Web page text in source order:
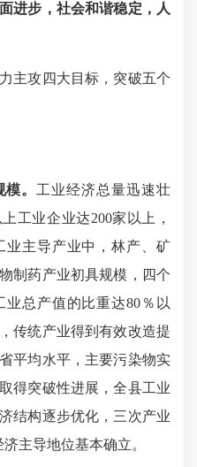
进步，社会和谐稳定，人
主攻四大目标，突破五个
。 工业经济总量迅速壮
工业企业达200家以上，
业主导产业中，林产、矿
制药产业初具规模，四个
总产值的比重达80％以
传统产业得到有效改造提
平均水平，主要污染物实
得突破性进展，全县工业
结构逐步优化， 三次产业
主导地位基本确立。